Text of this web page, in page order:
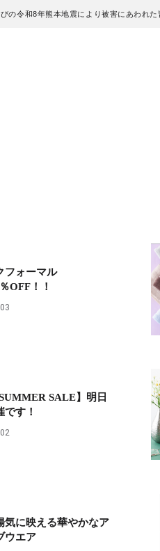
びの令和8年熊本地震により被害にあわれ
フォーマル
OFF！！
SUMMER SALE】明日
です！
気に映える華やかなア
ウエア